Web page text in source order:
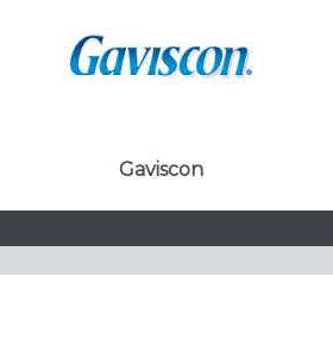
Gaviscon